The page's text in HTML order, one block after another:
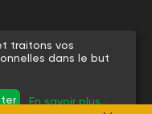
traitons vos
dans le but
En savoir plus...